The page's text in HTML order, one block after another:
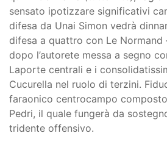
sensato ipotizzare significativi
difesa da Unai Simon vedrà
difesa a quattro con Le
dopo l’autorete messa a segno
Laporte centrali e i
Cucurella nel ruolo di terzini.
faraonico centrocampo
Pedri, il quale fungerà da
tridente offensivo.